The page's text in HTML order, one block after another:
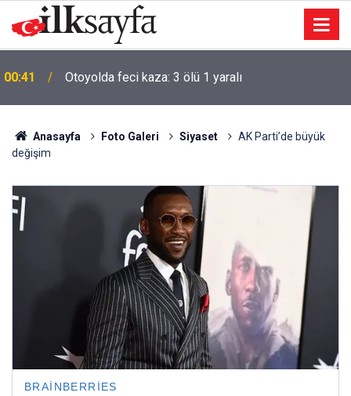
00:41 Otoyolda feci kaza: 3 ölü 1 yaralı
Anasayfa Foto Galeri Siyaset
AK Parti’de büyük
değişim